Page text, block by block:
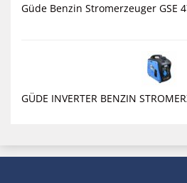
Güde Benzin Stromerzeuger GSE
GÜDE INVERTER BENZIN